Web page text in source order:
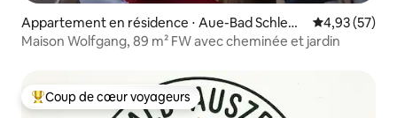
Appartement en résidence ⋅ Aue-Bad Schlem
a
Évaluation
4,93 (57)
Maison Wolfgang, 89 m² FW avec cheminée et jardin
Coups de cœur voyageurs les plus appréciés
Coup de cœur voyageurs